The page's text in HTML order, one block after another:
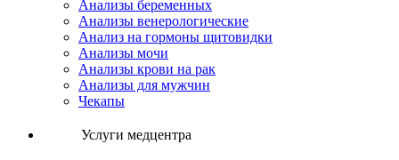
Анализы беременных
Анализы венерологические
Анализ на гормоны щитовидки
Анализы мочи
Анализы крови на рак
Анализы для мужчин
Чекапы
Услуги медцентра